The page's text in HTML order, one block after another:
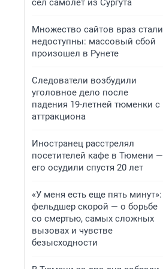
сел самолет из Сургута
Множество сайтов враз стали
недоступны: массовый сбой
произошел в Рунете
Следователи возбудили
уголовное дело после
падения 19-летней тюменки с
аттракциона
Иностранец расстрелял
посетителей кафе в Тюмени —
его осудили спустя 20 лет
«У меня есть еще пять минут»:
фельдшер скорой — о борьбе
со смертью, самых сложных
вызовах и чувстве
безысходности